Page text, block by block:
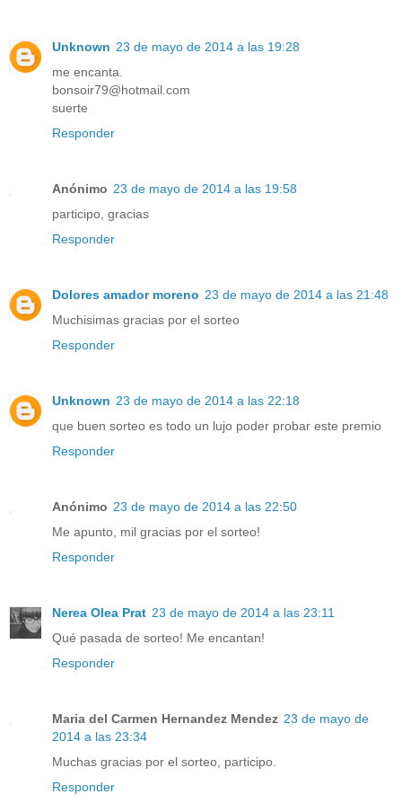
Unknown 23 de mayo de 2014 a las 19:28
me encanta.
bonsoir79@hotmail.com
suerte
Responder
Anónimo 23 de mayo de 2014 a las 19:58
participo, gracias
Responder
Dolores amador moreno 23 de mayo de 2014 a las 21:48
Muchisimas gracias por el sorteo
Responder
Unknown 23 de mayo de 2014 a las 22:18
que buen sorteo es todo un lujo poder probar este premio
Responder
Anónimo 23 de mayo de 2014 a las 22:50
Me apunto, mil gracias por el sorteo!
Responder
Nerea Olea Prat 23 de mayo de 2014 a las 23:11
Qué pasada de sorteo! Me encantan!
Responder
Maria del Carmen Hernandez Mendez 23 de mayo de
2014 a las 23:34
Muchas gracias por el sorteo, participo.
Responder